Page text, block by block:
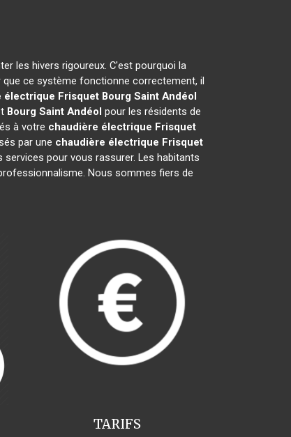
les hivers rigoureux. C'est pourquoi la
ce système fonctionne correctement, il
électrique Frisquet Bourg Saint Andéol
Bourg Saint Andéol pour les résidents de
à votre chaudière électrique Frisquet
par une chaudière électrique Frisquet
pour vous rassurer. Les habitants
Nous sommes fiers de
TARIFS